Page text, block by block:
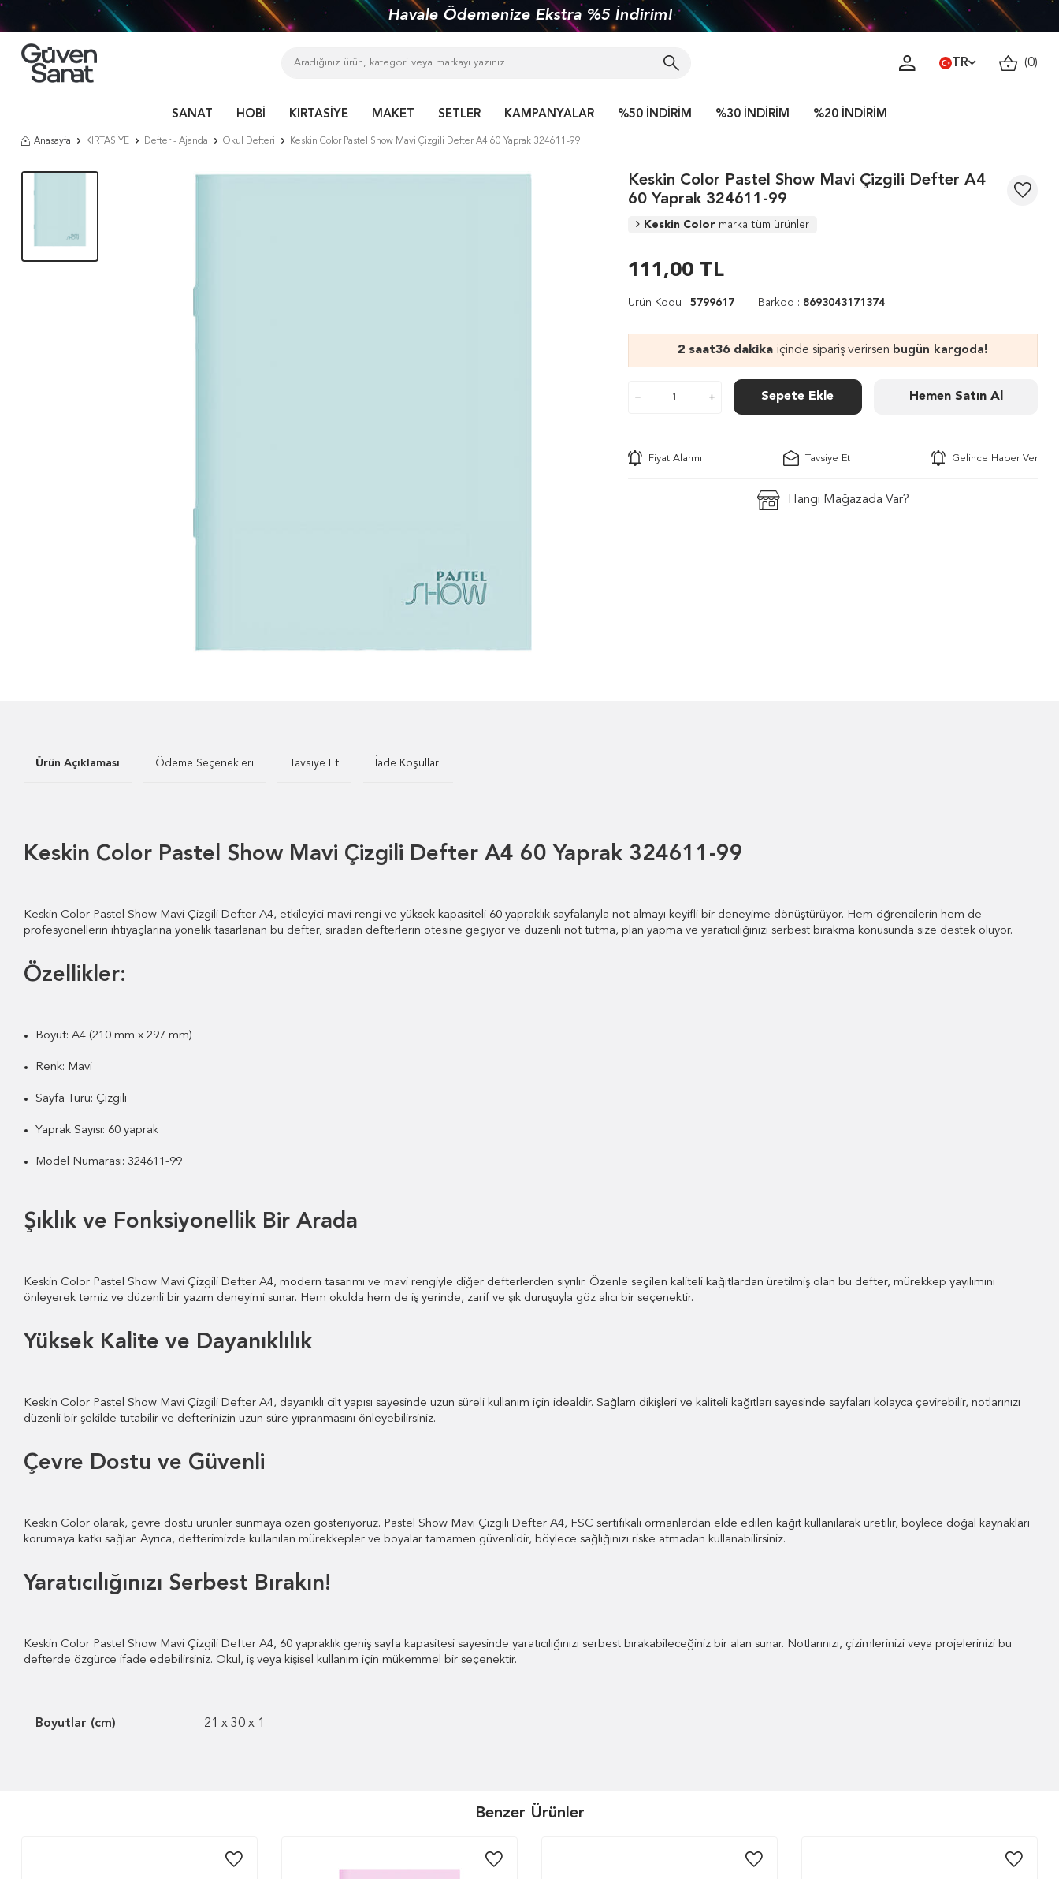
Havale Ödemenize Ekstra %5 İndirim!
TR (0)
SANAT HOBİ KIRTASİYE MAKET SETLER KAMPANYALAR %50 İNDİRİM %30 İNDİRİM %20 İNDİRİM
Anasayfa KIRTASİYE Defter - Ajanda Okul Defteri Keskin Color Pastel Show Mavi Çizgili Defter A4 60 Yaprak 324611-99
Keskin Color Pastel Show Mavi Çizgili Defter A4
60 Yaprak 324611-99
Keskin Color marka tüm ürünler
111,00 TL
Ürün Kodu : 5799617 Barkod : 8693043171374
2 saat36 dakika içinde sipariş verirsen bugün kargoda!
Sepete Ekle Hemen Satın Al
Fiyat Alarmı Tavsiye Et Gelince Haber Ver
Hangi Mağazada Var?
Ürün Açıklaması Ödeme Seçenekleri Tavsiye Et İade Koşulları
Keskin Color Pastel Show Mavi Çizgili Defter A4 60 Yaprak 324611-99
Keskin Color Pastel Show Mavi Çizgili Defter A4, etkileyici mavi rengi ve yüksek kapasiteli 60 yapraklık sayfalarıyla not almayı keyifli bir deneyime dönüştürüyor. Hem öğrencilerin hem de
profesyonellerin ihtiyaçlarına yönelik tasarlanan bu defter, sıradan defterlerin ötesine geçiyor ve düzenli not tutma, plan yapma ve yaratıcılığınızı serbest bırakma konusunda size destek oluyor.
Özellikler:
Boyut: A4 (210 mm x 297 mm)
Renk: Mavi
Sayfa Türü: Çizgili
Yaprak Sayısı: 60 yaprak
Model Numarası: 324611-99
Şıklık ve Fonksiyonellik Bir Arada
Keskin Color Pastel Show Mavi Çizgili Defter A4, modern tasarımı ve mavi rengiyle diğer defterlerden sıyrılır. Özenle seçilen kaliteli kağıtlardan üretilmiş olan bu defter, mürekkep yayılımını
önleyerek temiz ve düzenli bir yazım deneyimi sunar. Hem okulda hem de iş yerinde, zarif ve şık duruşuyla göz alıcı bir seçenektir.
Yüksek Kalite ve Dayanıklılık
Keskin Color Pastel Show Mavi Çizgili Defter A4, dayanıklı cilt yapısı sayesinde uzun süreli kullanım için idealdir. Sağlam dikişleri ve kaliteli kağıtları sayesinde sayfaları kolayca çevirebilir, notlarınızı
düzenli bir şekilde tutabilir ve defterinizin uzun süre yıpranmasını önleyebilirsiniz.
Çevre Dostu ve Güvenli
Keskin Color olarak, çevre dostu ürünler sunmaya özen gösteriyoruz. Pastel Show Mavi Çizgili Defter A4, FSC sertifikalı ormanlardan elde edilen kağıt kullanılarak üretilir, böylece doğal kaynakları
korumaya katkı sağlar. Ayrıca, defterimizde kullanılan mürekkepler ve boyalar tamamen güvenlidir, böylece sağlığınızı riske atmadan kullanabilirsiniz.
Yaratıcılığınızı Serbest Bırakın!
Keskin Color Pastel Show Mavi Çizgili Defter A4, 60 yapraklık geniş sayfa kapasitesi sayesinde yaratıcılığınızı serbest bırakabileceğiniz bir alan sunar. Notlarınızı, çizimlerinizi veya projelerinizi bu
defterde özgürce ifade edebilirsiniz. Okul, iş veya kişisel kullanım için mükemmel bir seçenektir.
Boyutlar (cm) 21 x 30 x 1
Benzer Ürünler